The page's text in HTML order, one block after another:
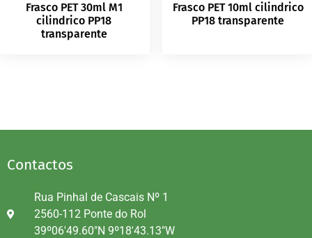
Frasco PET 30ml M1
cilindrico PP18
transparente
Frasco PET 10ml cilindrico
PP18 transparente
Contactos
Rua Pinhal de Cascais Nº 1
2560-112 Ponte do Rol
39º06'49.60"N 9º18'43.13"W